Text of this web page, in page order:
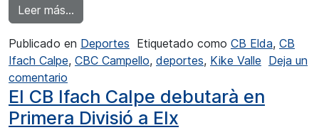
Leer más…
Publicado en Deportes Etiquetado como CB Elda, CB
Ifach Calpe, CBC Campello, deportes, Kike Valle Deja un
comentario
El CB Ifach Calpe debutarà en
Primera Divisió a Elx